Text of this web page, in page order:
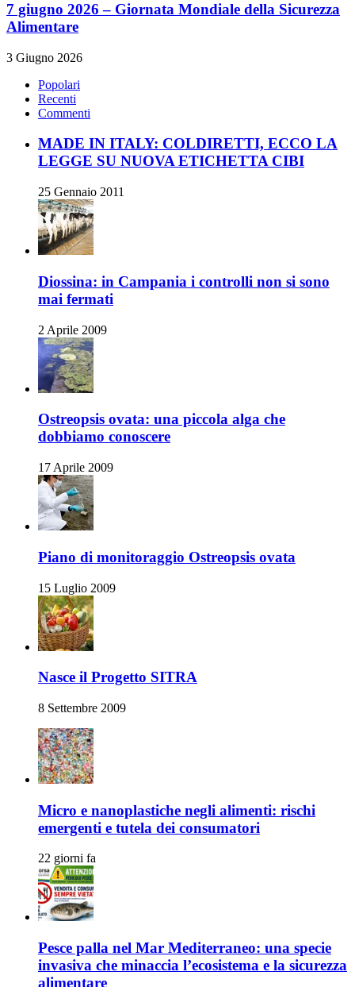
7 giugno 2026 – Giornata Mondiale della Sicurezza
Alimentare
3 Giugno 2026
Popolari
Recenti
Commenti
MADE IN ITALY: COLDIRETTI, ECCO LA
LEGGE SU NUOVA ETICHETTA CIBI
25 Gennaio 2011
Diossina: in Campania i controlli non si sono
mai fermati
2 Aprile 2009
Ostreopsis ovata: una piccola alga che
dobbiamo conoscere
17 Aprile 2009
Piano di monitoraggio Ostreopsis ovata
15 Luglio 2009
Nasce il Progetto SITRA
8 Settembre 2009
Micro e nanoplastiche negli alimenti: rischi
emergenti e tutela dei consumatori
22 giorni fa
Pesce palla nel Mar Mediterraneo: una specie
invasiva che minaccia l’ecosistema e la sicurezza
alimentare